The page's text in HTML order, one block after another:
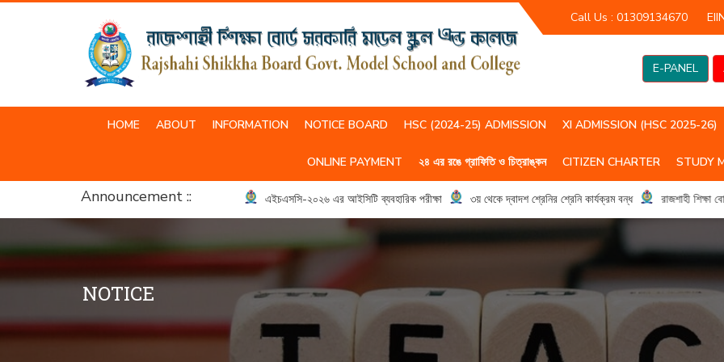
Call Us : 01309134670
E-PANEL
HOME ABOUT INFORMATION NOTICE BOARD HSC (2024-25) ADMISSION XI ADMISSION (HSC 2025-26)
ONLINE PAYMENT ২৪ এর রঙে গ্রাফিতি ও চিত্রাঙ্কন CITIZEN CHARTER STUDY
Announcement :: এইচএসসি-২০২৬ এর আইসিটি ব্যবহারিক পরীক্ষা ৩য় থেকে দ্বাদশ শ্রেনির শ্রেনি কার্যক্রম বন্ধ রাজশাহী শিক্ষা
NOTICE